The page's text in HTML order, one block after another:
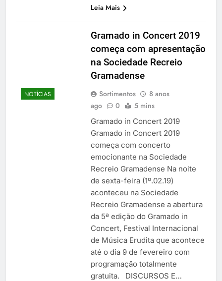
Leia Mais
NOTÍCIAS
Gramado in Concert 2019
começa com apresentação
na Sociedade Recreio
Gramadense
Sortimentos
8 anos
ago
0 5 mins
Gramado in Concert 2019
Gramado in Concert 2019
começa com concerto
emocionante na Sociedade
Recreio Gramadense Na noite
de sexta-feira (1º.02.19)
aconteceu na Sociedade
Recreio Gramadense a abertura
da 5ª edição do Gramado in
Concert, Festival Internacional
de Música Erudita que acontece
até o dia 9 de fevereiro com
programação totalmente
gratuita. DISCURSOS E…